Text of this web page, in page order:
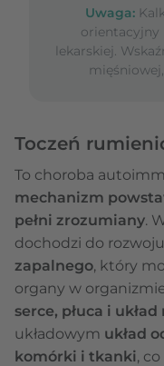
Uwaga:
orientacyjny
lekarskiej.
Toczeń
To choroba
mechanizm
pełni zrozumiany.
dochodzi do rozwoju
zapalnego, który
organy w
serce, płuca i
układowym układ
komórki i tkanki,